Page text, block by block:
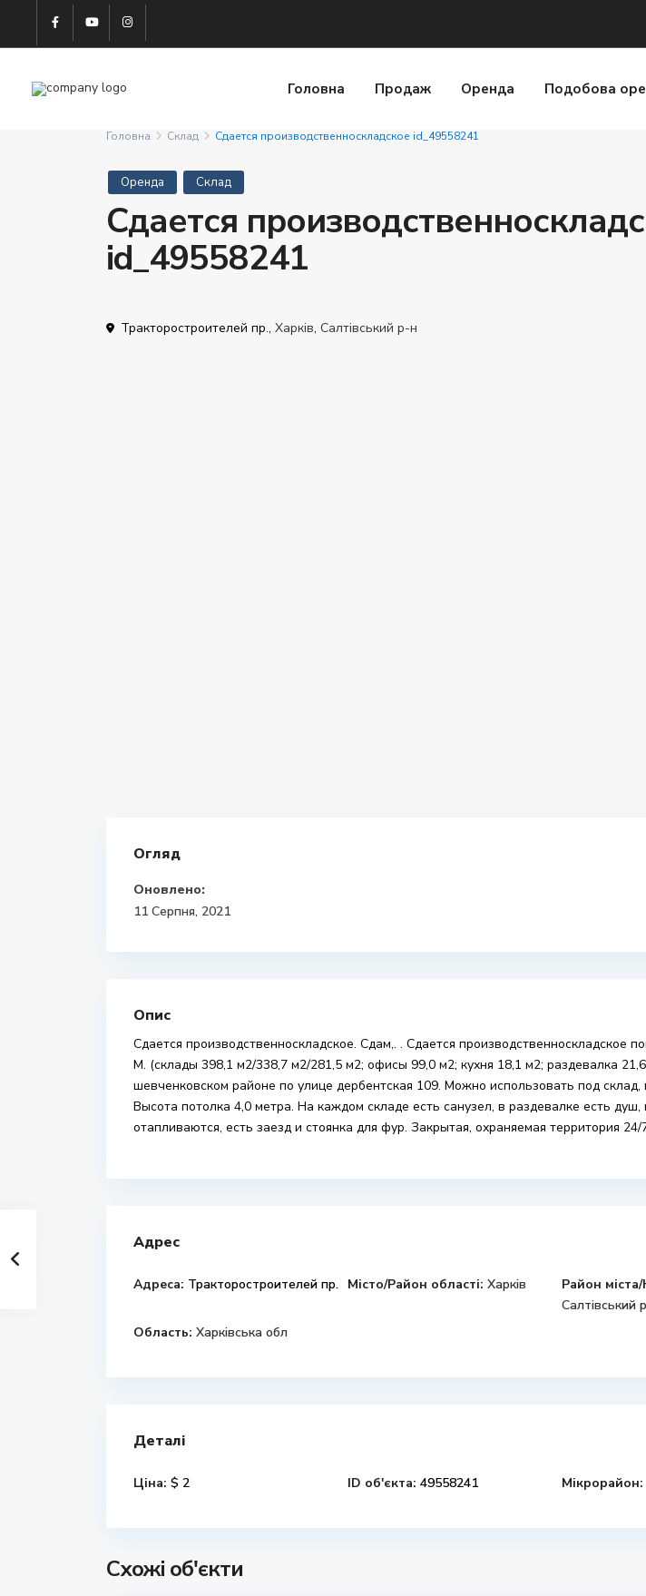
Головна Продаж Оренда Подобова
Головна Склад Сдается производственноскладское id_49558241
Оренда Склад
Сдается
id_49558241
Тракторостроителей пр., Харків, Салтівський р-н
Огляд
Оновлено:
11 Серпня, 2021
Опис
Сдается производственноскладское. Сдам,. . Сдается производственноскладское
М. (склады 398,1 м2/338,7 м2/281,5 м2; офисы 99,0 м2; кухня 18,1 м2; раздевалка
шевченковском районе по улице дербентская 109. Можно использовать под склад,
Высота потолка 4,0 метра. На каждом складе есть санузел, в раздевалке есть
отапливаются, есть заезд и стоянка для фур. Закрытая, охраняемая территория 24/
Адрес
Адреса: Тракторостроителей пр. Місто/Район області: Харків
Район
Салтівський
Область: Харківська обл
Деталі
Ціна: $ 2 ID об'єкта: 49558241 Мікрорайон:
Схожі об'єкти